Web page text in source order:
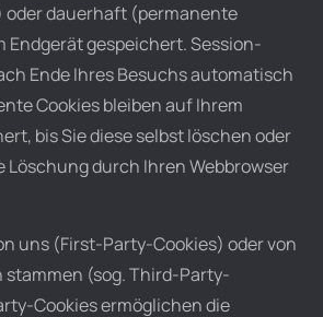
oder dauerhaft (permanente
Endgerät gespeichert. Session-
Ende Ihres Besuchs automatisch
Cookies bleiben auf Ihrem
bis Sie diese selbst löschen oder
durch Ihren Webbrowser
uns (First-Party-Cookies) oder von
(sog. Third-Party-
Cookies ermöglichen die